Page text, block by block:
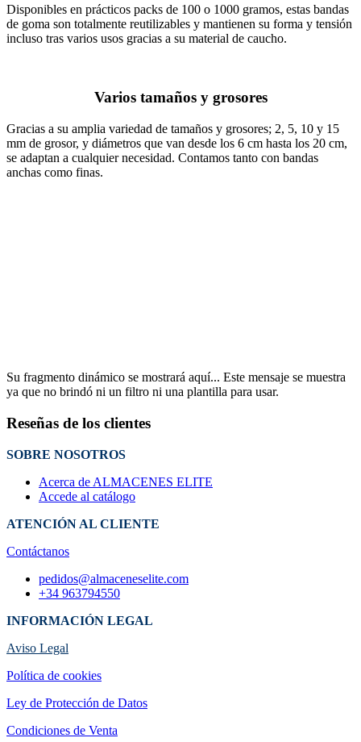
Disponibles en prácticos packs de 100 o 1000 gramos, estas bandas
de goma son totalmente reutilizables y mantienen su forma y tensión
incluso tras varios usos gracias a su material de caucho.
Varios tamaños y grosores
Gracias a su amplia variedad de tamaños y grosores; 2, 5, 10 y 15
mm de grosor, y diámetros que van desde los 6 cm hasta los 20 cm,
se adaptan a cualquier necesidad. Contamos tanto con bandas
anchas como finas.
Su fragmento dinámico se mostrará aquí... Este mensaje se muestra
ya que no brindó ni un filtro ni una plantilla para usar.
Reseñas de los clientes
SOBRE NOSOTROS
Acerca de ALMACENES ELITE
Accede al catálogo
ATENCIÓN AL CLIENTE
Contáctanos
pedidos@almaceneselite.com
+34 963794550
INFORMACIÓN LEGAL
Aviso Legal
Política de cookies
Ley de Protección de Datos
Condiciones de Venta